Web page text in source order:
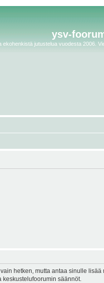
ysv-
ekohenkistä jutustelua vuodesta 2006.
hetken, mutta antaa sinulle
säännöt.